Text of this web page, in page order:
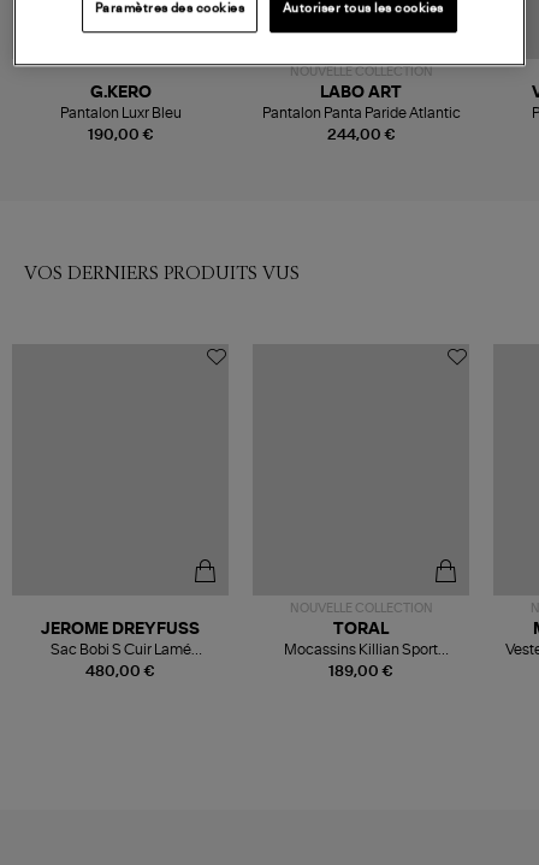
190,00 €
G.KERO
Pantalon Luxr Bleu
NOUVELLE COLLECTION
244,00 €
LABO ART
Pantalon Panta Paride Atlantic
VOS DERNIERS PRODUITS VUS
480,00 €
JEROME DREYFUSS
Sac Bobi S Cuir Lamé
Champagne
NOUVELLE COLLECTION
189,00 €
TORAL
Mocassins Killian Sport
Mousse
Paramètres des cookies Autoriser tous les cookies